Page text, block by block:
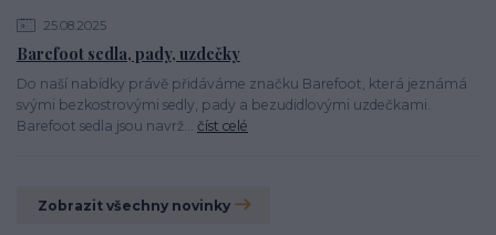
25.08.2025
Barefoot sedla, pady, uzdečky
Do naší nabídky právě přidáváme značku Barefoot, která jeznámá
svými bezkostrovými sedly, pady a bezudidlovými uzdečkami.
Barefoot sedla jsou navrž... číst celé
Zobrazit všechny novinky